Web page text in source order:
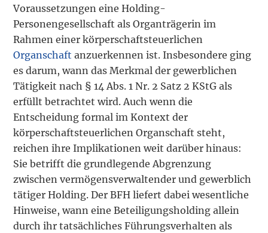
Voraussetzungen eine Holding-
Personengesellschaft als Organträgerin im
Rahmen einer körperschaftsteuerlichen
Organschaft anzuerkennen ist. Insbesondere ging
es darum, wann das Merkmal der gewerblichen
Tätigkeit nach § 14 Abs. 1 Nr. 2 Satz 2 KStG als
erfüllt betrachtet wird. Auch wenn die
Entscheidung formal im Kontext der
körperschaftsteuerlichen Organschaft steht,
reichen ihre Implikationen weit darüber hinaus:
Sie betrifft die grundlegende Abgrenzung
zwischen vermögensverwaltender und gewerblich
tätiger Holding. Der BFH liefert dabei wesentliche
Hinweise, wann eine Beteiligungsholding allein
durch ihr tatsächliches Führungsverhalten als